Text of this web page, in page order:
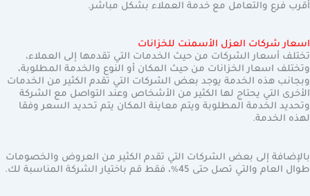
أقرب فرع والتعامل مع خدمة العملاء بشكل مباشر.
اسعار شركات العزل الأسمنت للخزانات
تختلف أسعار الشركات من حيث الخدمات التي تقدمها إلى العملاء،
وتختلف اسعار الخزانات من حيث المكان أو النوع والخدمة المطلوبة،
وبجانب هذه الخدمة يوجد بعض الشركات التي تقدم الكثير من الخدمات
الأخرى التي يحتاج لها الكثير من الأشخاص وعند التواصل مع الشركة
وتحديد الخدمة المطلوبة ويتم معاينة المكان يتم تحديد السعر وفقا
لهذه الخدمة.
بالإضافة إلى بعض الشركات التي تقدم الكثير من العروض والخصومات
طوال العام والتي تصل حتى 45٪، فقط قم باختيار الشركة المناسبة لك.